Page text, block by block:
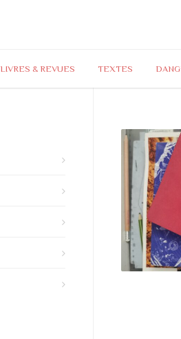
LIVRES & REVUES TEXTES